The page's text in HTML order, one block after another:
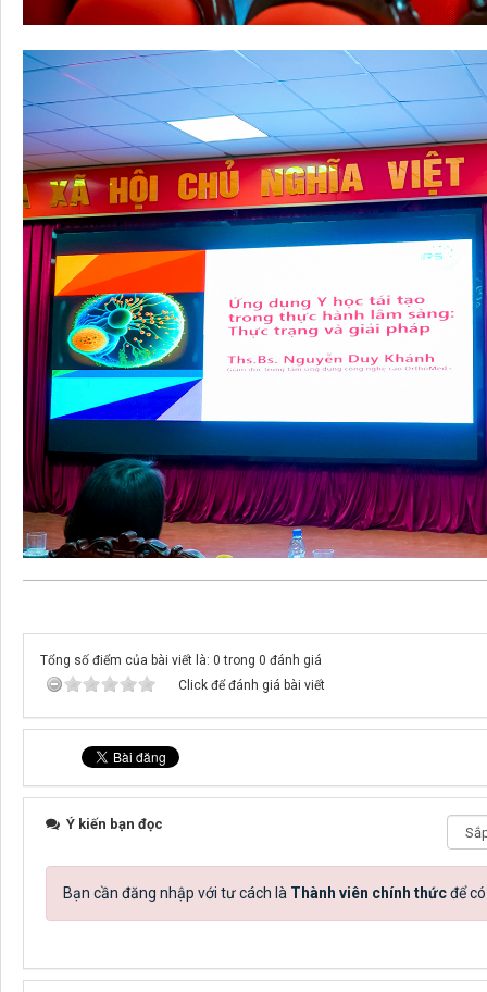
Tổng số điểm của bài viết là: 0 trong 0 đánh giá
Click để đánh giá bài viết
Ý kiến bạn đọc
Bạn cần đăng nhập với tư cách là Thành viên chính thứcđể